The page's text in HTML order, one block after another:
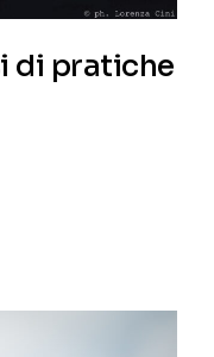
di pratiche